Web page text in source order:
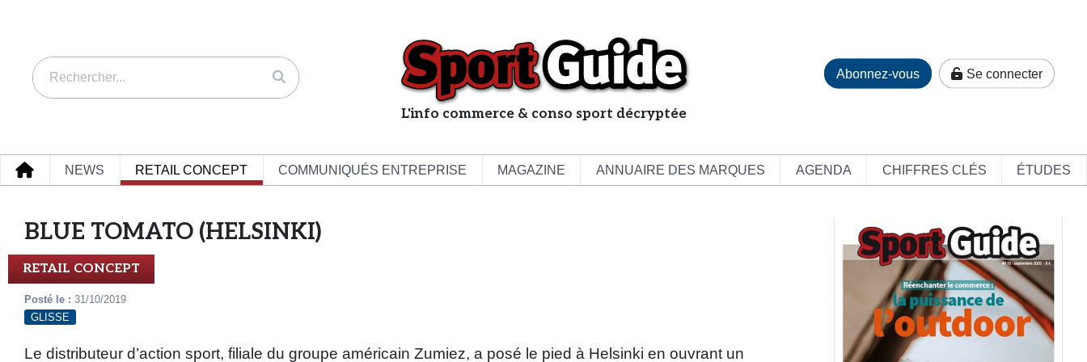
L'info commerce & conso sport décryptée
e
b
u
e
Abonnez-vous Se connecter
NEWS RETAIL CONCEPT COMMUNIQUÉS ENTREPRISE MAGAZINE ANNUAIRE DES MARQUES AGENDA CHIFFRES CLÉS ÉTUDES
BLUE TOMATO (HELSINKI)
RETAIL CONCEPT
Posté le : 31/10/2019
GLISSE
Le distributeur d’action sport, filiale du groupe américain Zumiez, a posé le pied à Helsinki en ouvrant un